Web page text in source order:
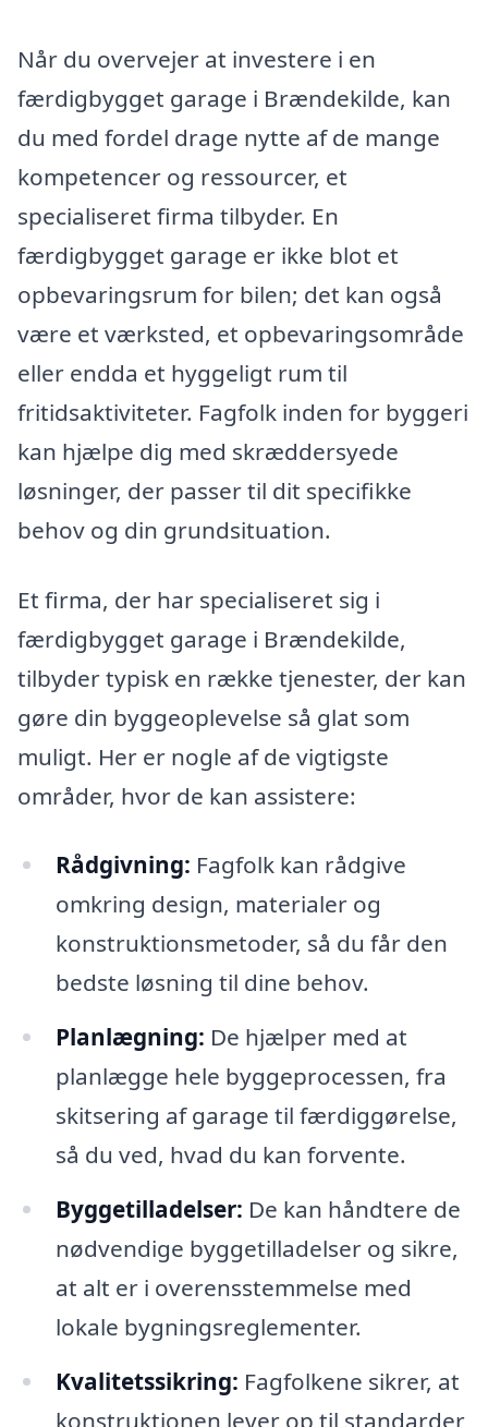
Når du overvejer at investere i en
færdigbygget garage i Brændekilde, kan
du med fordel drage nytte af de mange
kompetencer og ressourcer, et
specialiseret firma tilbyder. En
færdigbygget garage er ikke blot et
opbevaringsrum for bilen; det kan også
være et værksted, et opbevaringsområde
eller endda et hyggeligt rum til
fritidsaktiviteter. Fagfolk inden for byggeri
kan hjælpe dig med skræddersyede
løsninger, der passer til dit specifikke
behov og din grundsituation.
Et firma, der har specialiseret sig i
færdigbygget garage i Brændekilde,
tilbyder typisk en række tjenester, der kan
gøre din byggeoplevelse så glat som
muligt. Her er nogle af de vigtigste
områder, hvor de kan assistere:
Rådgivning: Fagfolk kan rådgive
omkring design, materialer og
konstruktionsmetoder, så du får den
bedste løsning til dine behov.
Planlægning: De hjælper med at
planlægge hele byggeprocessen, fra
skitsering af garage til færdiggørelse,
så du ved, hvad du kan forvente.
Byggetilladelser: De kan håndtere de
nødvendige byggetilladelser og sikre,
at alt er i overensstemmelse med
lokale bygningsreglementer.
Kvalitetssikring: Fagfolkene sikrer, at
konstruktionen lever op til standarder,